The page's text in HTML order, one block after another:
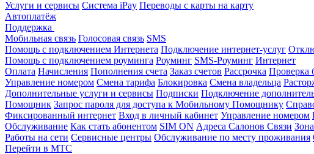
Услуги и сервисы Система iPay Переводы с карты на карту
Автоплатёж
Поддержка
Мобильная связь Голосовая связь SMS
Помощь с подключением Интернета Подключение интернет-услуг
Помощь с подключением роуминга Роуминг SMS-Роуминг Интернет
Оплата Начисления Пополнения счета Заказ счетов Рассрочка Проверка
Управление номером Смена тарифа Блокировка Смена владельца
Дополнительные услуги и сервисы Подписки Подключение
Помощник Запрос пароля для доступа к Мобильному Помощнику
Фиксированный интернет Вход в личный кабинет Управление номером
Обслуживание Как стать абонентом SIM ON Адреса Салонов Связи
Работы на сети Сервисные центры Обслуживание по месту проживания
Перейти в МТС